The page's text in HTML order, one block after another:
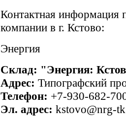
Контактная информация
компании в г. Кстово:
Энергия
Склад: "Энергия:
Адрес: Типографский
Телефон: +7-930-682-
Эл. адрес: kstovo@nrg-